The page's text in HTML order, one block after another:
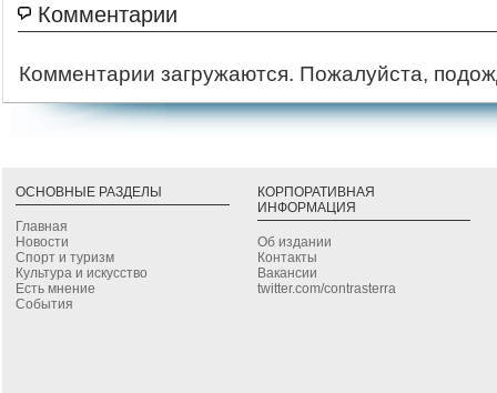
Комментарии
Комментарии загружаются. Пожалуйста,
ОСНОВНЫЕ РАЗДЕЛЫ
Главная
Новости
Спорт и туризм
Культура и искусство
Есть мнение
События
КОРПОРАТИВНАЯ
ИНФОРМАЦИЯ
Об издании
Контакты
Вакансии
twitter.com/contrasterra